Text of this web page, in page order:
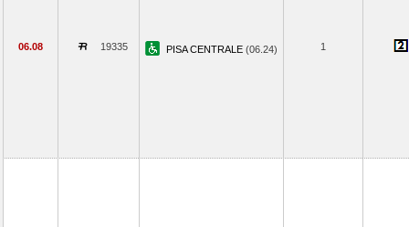
06.08 19335 PISA CENTRALE (06.24) 1